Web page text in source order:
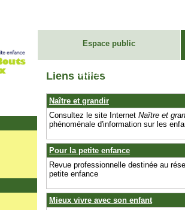
Espace public
Espace C.A.
Liens utiles
Naître et grandir
Consultez le site Internet Naître et
phénoménale d'information sur les
Pour la petite enfance
Revue professionnelle destinée au
petite enfance
Mieux vivre avec son enfant